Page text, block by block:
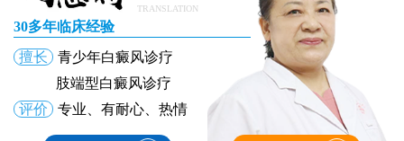
TRANSLATION
30多年临床经验
擅长
青少年白癜风诊疗
肢端型白癜风诊疗
评价
专业、有耐心、热情